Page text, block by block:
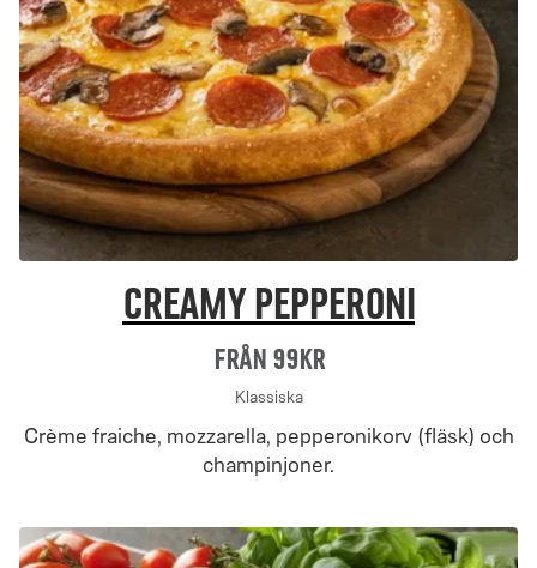
Creamy Pepperoni
Från 99Kr
Klassiska
Crème fraiche, mozzarella, pepperonikorv (fläsk) och
champinjoner.